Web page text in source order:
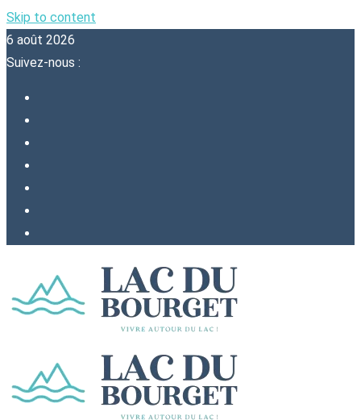
Skip to content
6 août 2026
Suivez-nous :